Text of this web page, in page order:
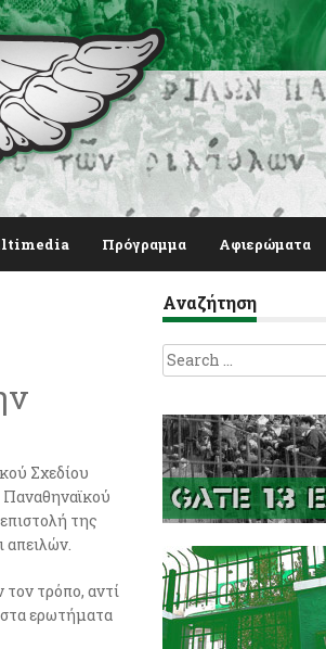
Πρόγραμμα Αφιερώματα
Σχεδίου
Παναθηναϊκού
της
απειλών.
τον τρόπο, αντί
στα ερωτήματα
Αναζήτηση
Search
for: